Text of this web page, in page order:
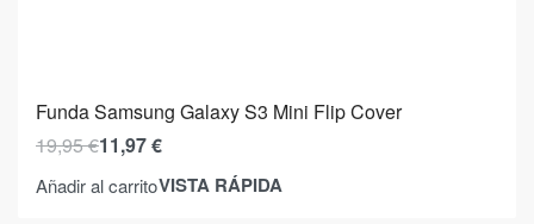
Funda Samsung Galaxy S3 Mini Flip Cover
19,95€11,97€
Añadir al carritoVISTA RÁPIDA